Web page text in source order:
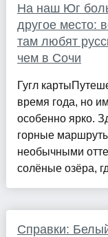
На наш Юг
другое место:
там любят
чем в Сочи
Гугл
время года, но
особенно ярко.
горные
необычными
солёные озёра,
Справки: